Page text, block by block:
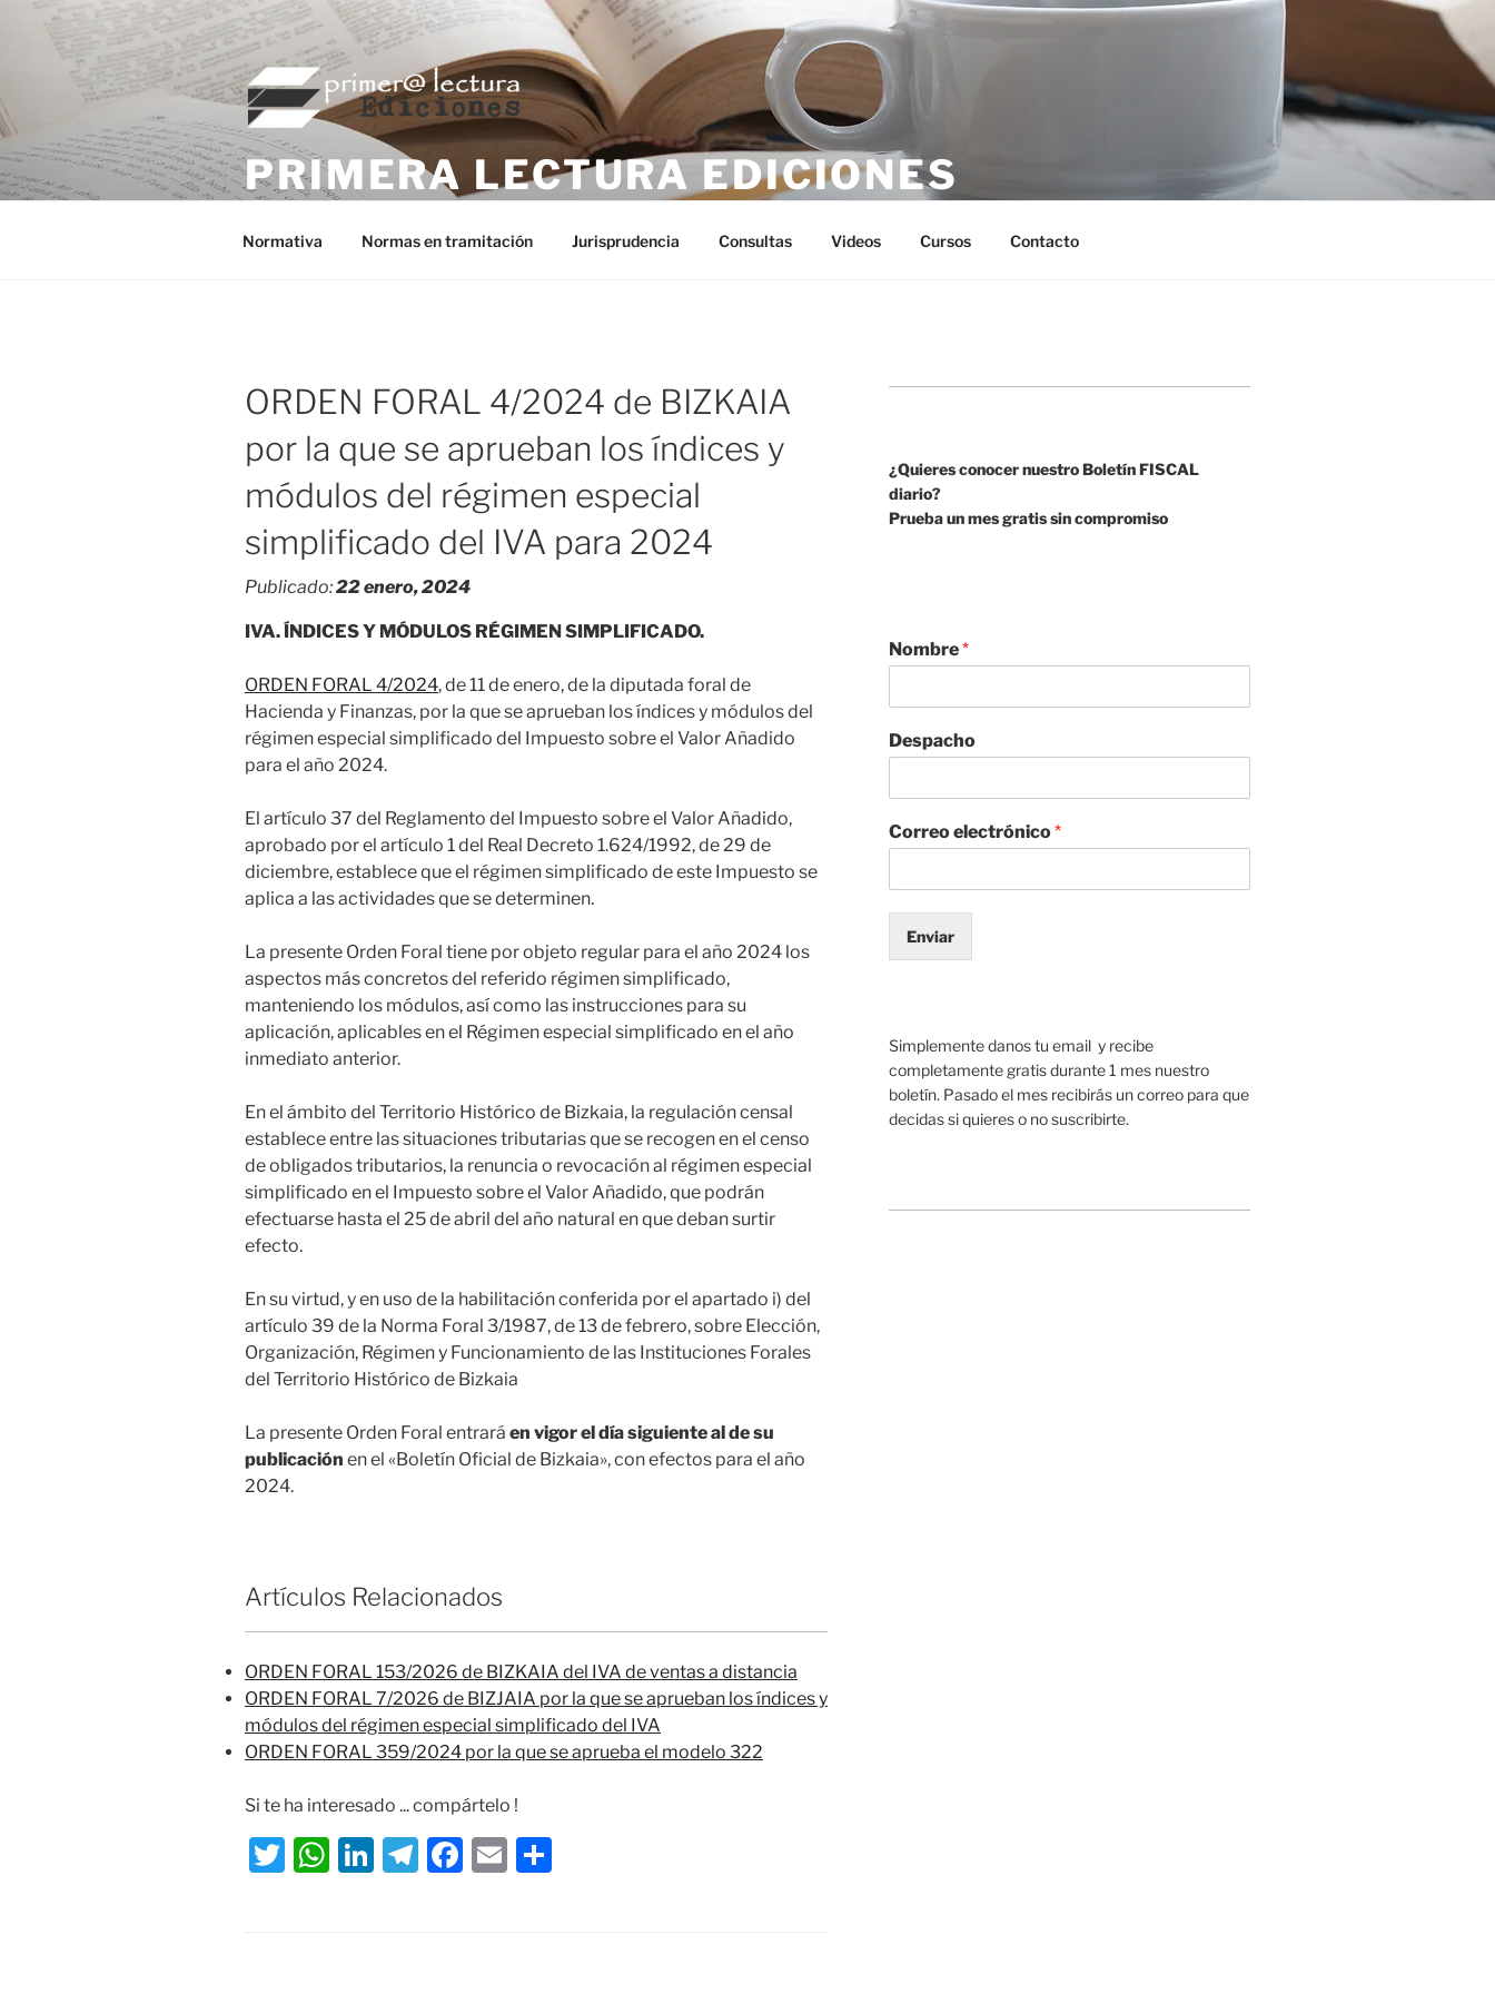
contenido
PRIMERA LECTURA EDICIONES
Normativa Normas en tramitación Jurisprudencia Consultas Videos Cursos Contacto
ORDEN FORAL 4/2024 de BIZKAIA
por la que se aprueban los índices y
módulos del régimen especial
simplificado del IVA para 2024
Publicado:22 enero, 2024
IVA. ÍNDICES Y MÓDULOS RÉGIMEN SIMPLIFICADO.
ORDEN FORAL 4/2024, de 11 de enero, de la diputada foral de
Hacienda y Finanzas, por la que se aprueban los índices y módulos del
régimen especial simplificado del Impuesto sobre el Valor Añadido
para el año 2024.
El artículo 37 del Reglamento del Impuesto sobre el Valor Añadido,
aprobado por el artículo 1 del Real Decreto 1.624/1992, de 29 de
diciembre, establece que el régimen simplificado de este Impuesto se
aplica a las actividades que se determinen.
La presente Orden Foral tiene por objeto regular para el año 2024 los
aspectos más concretos del referido régimen simplificado,
manteniendo los módulos, así como las instrucciones para su
aplicación, aplicables en el Régimen especial simplificado en el año
inmediato anterior.
En el ámbito del Territorio Histórico de Bizkaia, la regulación censal
establece entre las situaciones tributarias que se recogen en el censo
de obligados tributarios, la renuncia o revocación al régimen especial
simplificado en el Impuesto sobre el Valor Añadido, que podrán
efectuarse hasta el 25 de abril del año natural en que deban surtir
efecto.
En su virtud, y en uso de la habilitación conferida por el apartado i) del
artículo 39 de la Norma Foral 3/1987, de 13 de febrero, sobre Elección,
Organización, Régimen y Funcionamiento de las Instituciones Forales
del Territorio Histórico de Bizkaia
La presente Orden Foral entrará en vigor el día siguiente al de su
publicación en el «Boletín Oficial de Bizkaia», con efectos para el año
2024.
Artículos Relacionados
ORDEN FORAL 153/2026 de BIZKAIA del IVA de ventas a distancia
ORDEN FORAL 7/2026 de BIZJAIA por la que se aprueban los índices y
módulos del régimen especial simplificado del IVA
ORDEN FORAL 359/2024 por la que se aprueba el modelo 322
Si te ha interesado ... compártelo !
T
W Li T
F
E
¿Quieres conocer nuestro Boletín FISCAL
diario?
Prueba un mes gratis sin compromiso
Nombre*
Despacho
Correo electrónico*
Enviar
Simplemente danos tu email y recibe
completamente gratis durante 1 mes nuestro
boletín. Pasado el mes recibirás un correo para que
decidas si quieres o no suscribirte.